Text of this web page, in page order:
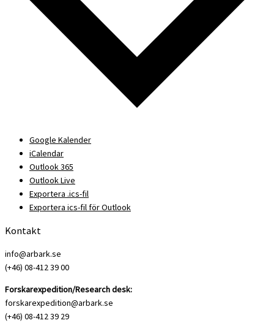
Google Kalender
iCalendar
Outlook 365
Outlook Live
Exportera .ics-fil
Exportera ics-fil för Outlook
Kontakt
info@arbark.se
(+46) 08-412 39 00
Forskarexpedition/Research desk:
forskarexpedition@arbark.se
(+46) 08-412 39 29